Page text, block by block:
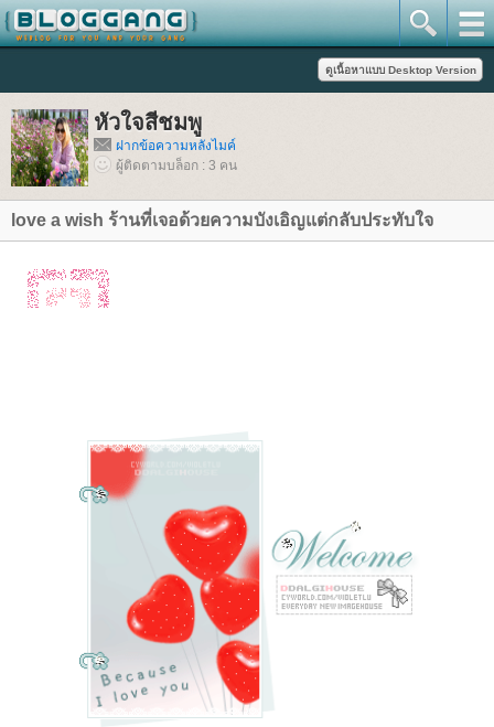
หัวใจสีชมพู
ฝากข้อความหลังไมค์
ผู้ติดตามบล็อก : 3 คน
love a wish ร้านที่เจอด้วยความบังเอิญแต่กลับประทับใจ